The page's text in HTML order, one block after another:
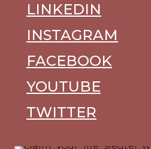
LINKEDIN
INSTAGRAM
FACEBOOK
YOUTUBE
TWITTER